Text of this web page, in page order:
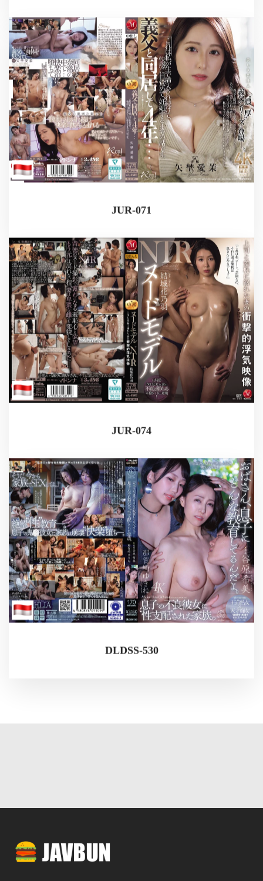
JUR-071
JUR-074
DLDSS-530